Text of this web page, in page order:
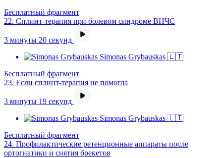
Бесплатный фрагмент
22. Сплинт-терапия при болевом синдроме ВНЧС
3 минуты 20 секунд
Simonas Grybauskas 🇱🇹
Бесплатный фрагмент
23. Если сплинт-терапия не помогла
3 минуты 19 секунд
Simonas Grybauskas 🇱🇹
Бесплатный фрагмент
24. Профилактические ретенционные аппараты после
ортогнатики и снятия брекетов